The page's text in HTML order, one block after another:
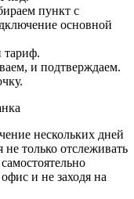
пункт с
основной
тариф.
и подтверждаем.
нескольких дней
только отслеживать
и не заходя на